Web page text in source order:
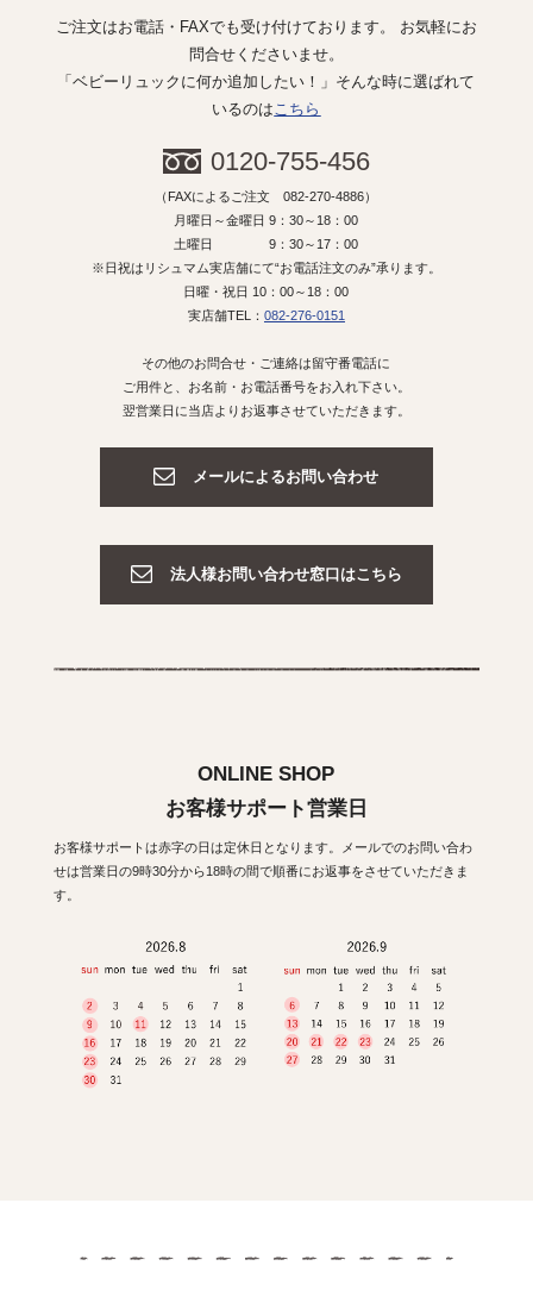
ご注文はお電話・FAXでも受け付けております。 お気軽にお
問合せくださいませ。
「ベビーリュックに何か追加したい！」そんな時に選ばれて
いるのは こちら
0120-755-456
（FAXによるご注文 082-270-4886）
月曜日～金曜日 9：30～18：00
土曜日 9：30～17：00
※日祝はリシュマム実店舗にて“お電話注文のみ”承ります。
日曜・祝日 10：00～18：00
実店舗TEL： 082-276-0151
その他のお問合せ・ご連絡は留守番電話に
ご用件と、お名前・お電話番号をお入れ下さい。
翌営業日に当店よりお返事させていただきます。
メールによるお問い合わせ
法人様お問い合わせ窓口はこちら
ONLINE SHOP
お客様サポート営業日
お客様サポートは赤字の日は定休日となります。メールでのお問い合わ
せは営業日の9時30分から18時の間で順番にお返事をさせていただきま
す。